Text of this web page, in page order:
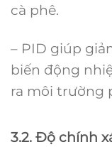
cà phê.
– PID giúp
biến động
ra môi trường
3.2. Độ chính